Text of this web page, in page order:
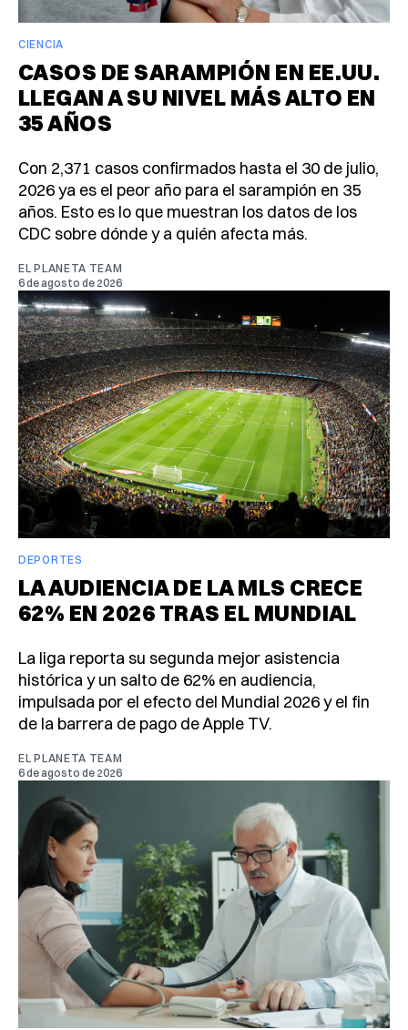
CIENCIA
CASOS DE SARAMPIÓN EN EE.UU.
LLEGAN A SU NIVEL MÁS ALTO EN
35 AÑOS
Con 2,371 casos confirmados hasta el 30 de julio,
2026 ya es el peor año para el sarampión en 35
años. Esto es lo que muestran los datos de los
CDC sobre dónde y a quién afecta más.
EL PLANETA TEAM
6 de agosto de 2026
DEPORTES
LA AUDIENCIA DE LA MLS CRECE
62% EN 2026 TRAS EL MUNDIAL
La liga reporta su segunda mejor asistencia
histórica y un salto de 62% en audiencia,
impulsada por el efecto del Mundial 2026 y el fin
de la barrera de pago de Apple TV.
EL PLANETA TEAM
6 de agosto de 2026